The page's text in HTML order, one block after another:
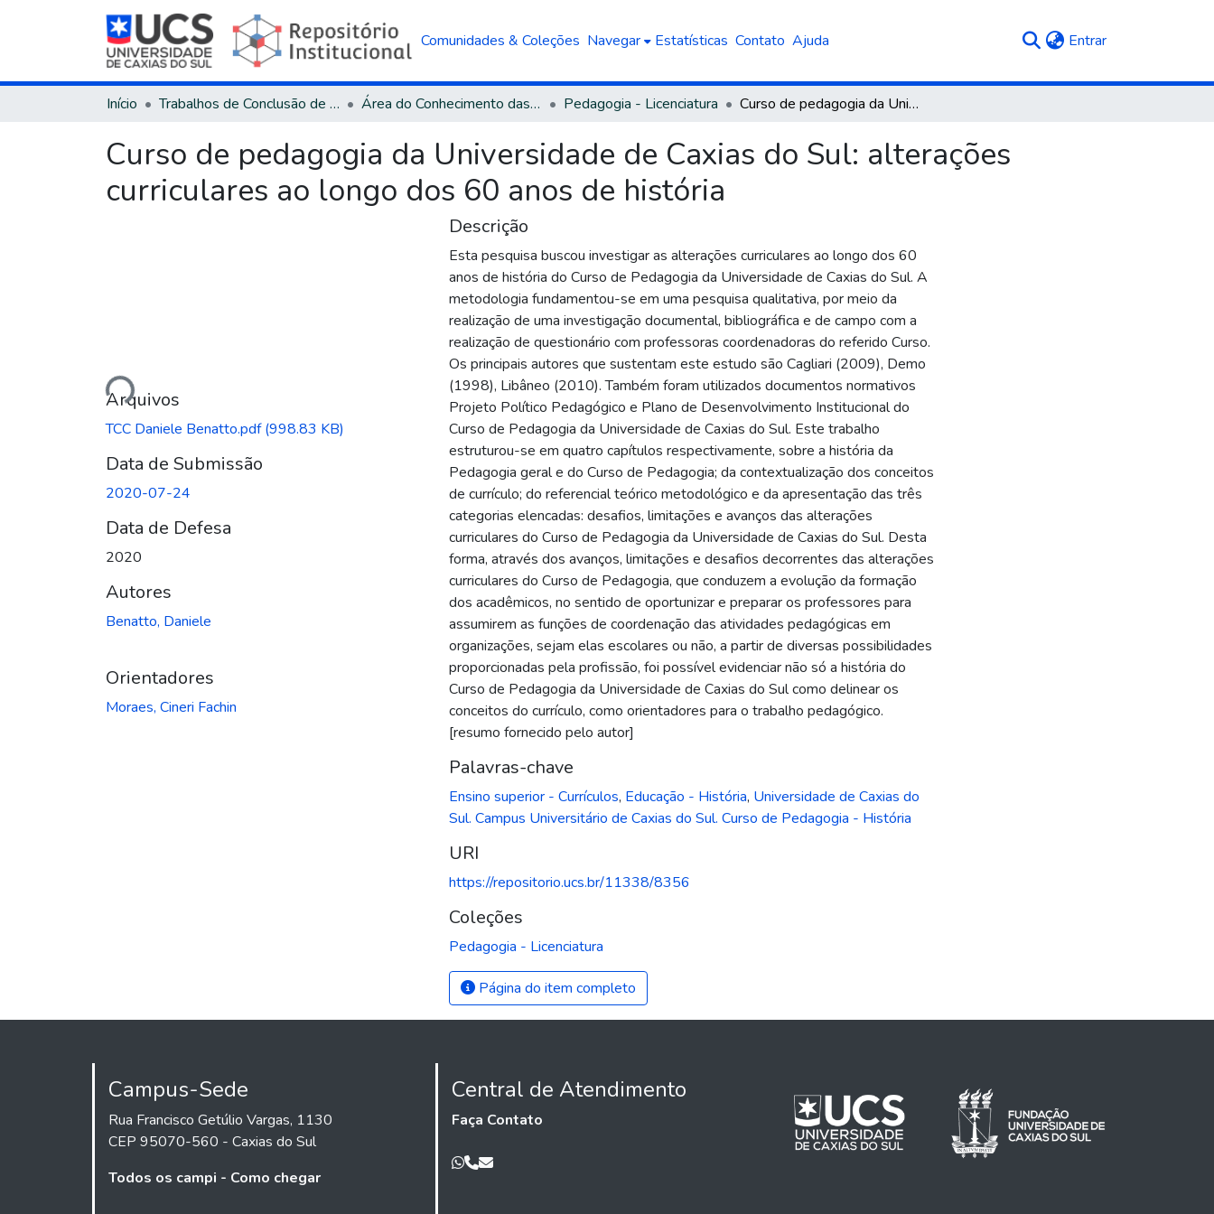
Comunidades & Coleções Navegar Estatísticas Contato Ajuda Entrar(current)
Início Trabalhos de Conclusão de Curso Área do Conhecimento das Ciências Humanas Pedagogia - Licenciatura Curso de pedagogia da Universidade de Caxias do Sul: alterações curriculares ao longo dos 60 anos de história
Curso de pedagogia da Universidade de Caxias do Sul: alterações
curriculares ao longo dos 60 anos de história
Carregando...
Arquivos
TCC Daniele Benatto.pdf(998.83 KB)
Data de Submissão
2020-07-24
Data de Defesa
2020
Autores
Benatto, Daniele
Orientadores
Moraes, Cineri Fachin
Descrição
Esta pesquisa buscou investigar as alterações curriculares ao longo dos 60
anos de história do Curso de Pedagogia da Universidade de Caxias do Sul. A
metodologia fundamentou-se em uma pesquisa qualitativa, por meio da
realização de uma investigação documental, bibliográfica e de campo com a
realização de questionário com professoras coordenadoras do referido Curso.
Os principais autores que sustentam este estudo são Cagliari (2009), Demo
(1998), Libâneo (2010). Também foram utilizados documentos normativos
Projeto Político Pedagógico e Plano de Desenvolvimento Institucional do
Curso de Pedagogia da Universidade de Caxias do Sul. Este trabalho
estruturou-se em quatro capítulos respectivamente, sobre a história da
Pedagogia geral e do Curso de Pedagogia; da contextualização dos conceitos
de currículo; do referencial teórico metodológico e da apresentação das três
categorias elencadas: desafios, limitações e avanços das alterações
curriculares do Curso de Pedagogia da Universidade de Caxias do Sul. Desta
forma, através dos avanços, limitações e desafios decorrentes das alterações
curriculares do Curso de Pedagogia, que conduzem a evolução da formação
dos acadêmicos, no sentido de oportunizar e preparar os professores para
assumirem as funções de coordenação das atividades pedagógicas em
organizações, sejam elas escolares ou não, a partir de diversas possibilidades
proporcionadas pela profissão, foi possível evidenciar não só a história do
Curso de Pedagogia da Universidade de Caxias do Sul como delinear os
conceitos do currículo, como orientadores para o trabalho pedagógico.
[resumo fornecido pelo autor]
Palavras-chave
Ensino superior - Currículos, Educação - História, Universidade de Caxias do
Sul. Campus Universitário de Caxias do Sul. Curso de Pedagogia - História
URI
https://repositorio.ucs.br/11338/8356
Coleções
Pedagogia - Licenciatura
Página do item completo
Campus-Sede
Rua Francisco Getúlio Vargas, 1130
CEP 95070-560 - Caxias do Sul
Todos os campi - Como chegar
Central de Atendimento
Faça Contato